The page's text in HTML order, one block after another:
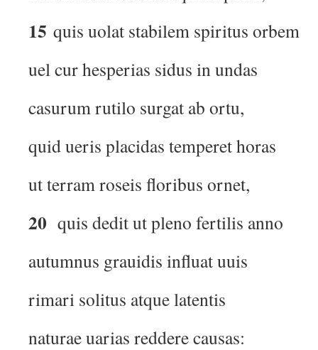
15 quis uolat stabilem spiritus orbem
uel cur hesperias sidus in undas
casurum rutilo surgat ab ortu,
quid ueris placidas temperet horas
ut terram roseis floribus ornet,
20 quis dedit ut pleno fertilis anno
autumnus grauidis influat uuis
rimari solitus atque latentis
naturae uarias reddere causas: